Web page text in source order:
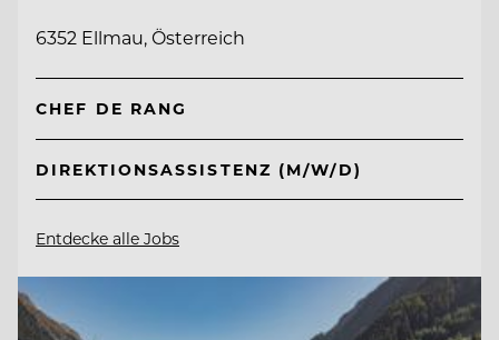
6352 Ellmau, Österreich
CHEF DE RANG
DIREKTIONSASSISTENZ (M/W/D)
Entdecke alle Jobs